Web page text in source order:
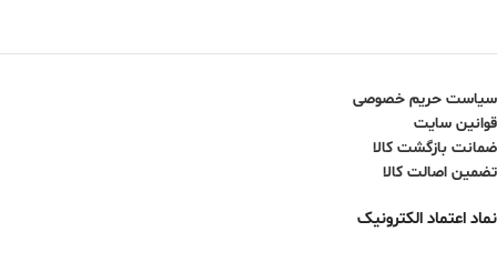
سیاست حریم خصوصی
قوانین سایت
ضمانت بازگشت کالا
تضمین اصالت کالا
نماد اعتماد الکترونیک